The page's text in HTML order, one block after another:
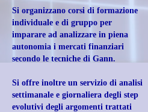
Si organizzano corsi di formazione
individuale e di gruppo per
imparare ad analizzare in piena
autonomia i mercati finanziari
secondo le tecniche di Gann.
Si offre inoltre un servizio di analisi
settimanale e giornaliera degli step
evolutivi degli argomenti trattati